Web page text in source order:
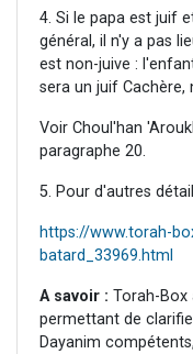
4. Si le papa est juif
général, il n'y a pas
est non-juive :
sera un juif Cachère,
Voir Choul'han
paragraphe 20.
5. Pour d'autres
https://www.torah-
batard_33969.html
A savoir : Torah-Box
permettant de
Dayanim